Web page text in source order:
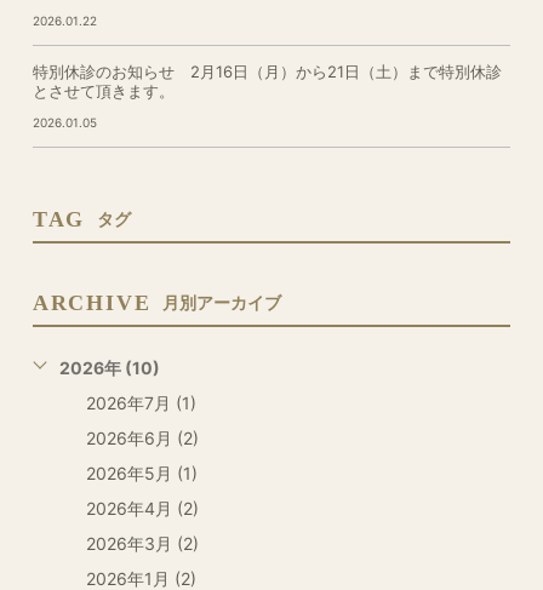
2026.01.22
特別休診のお知らせ 2月16日（月）から21日（土）まで特別休診
とさせて頂きます。
2026.01.05
TAG タグ
ARCHIVE 月別アーカイブ
2026年 (10)
2026年7月 (1)
2026年6月 (2)
2026年5月 (1)
2026年4月 (2)
2026年3月 (2)
2026年1月 (2)